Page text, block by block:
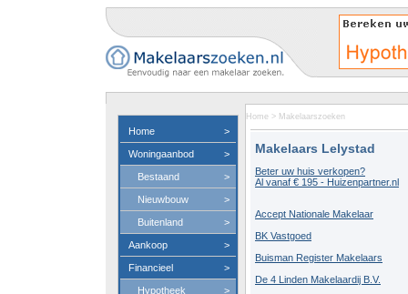
Home >
Woningaanbod >
Bestaand >
Nieuwbouw >
Buitenland >
Aankoop >
Financieel >
Hypotheek >
Home > Makelaarszoeken
Makelaars Lelystad
Beter uw huis verkopen?
Al vanaf € 195 - Huizenpartner.nl
Accept Nationale Makelaar
BK Vastgoed
Buisman Register Makelaars
De 4 Linden Makelaardij B.V.